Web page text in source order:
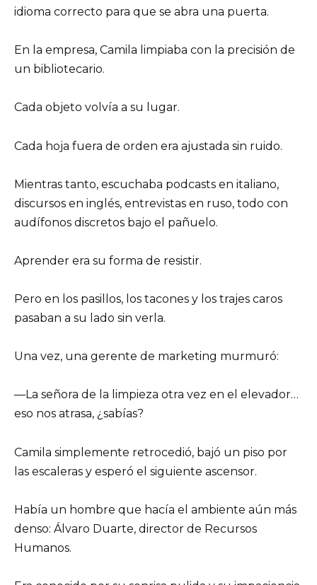
idioma correcto para que se abra una puerta.
En la empresa, Camila limpiaba con la precisión de
un bibliotecario.
Cada objeto volvía a su lugar.
Cada hoja fuera de orden era ajustada sin ruido.
Mientras tanto, escuchaba podcasts en italiano,
discursos en inglés, entrevistas en ruso, todo con
audífonos discretos bajo el pañuelo.
Aprender era su forma de resistir.
Pero en los pasillos, los tacones y los trajes caros
pasaban a su lado sin verla.
Una vez, una gerente de marketing murmuró:
—La señora de la limpieza otra vez en el elevador…
eso nos atrasa, ¿sabías?
Camila simplemente retrocedió, bajó un piso por
las escaleras y esperó el siguiente ascensor.
Había un hombre que hacía el ambiente aún más
denso: Álvaro Duarte, director de Recursos
Humanos.